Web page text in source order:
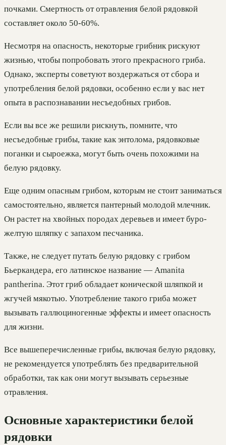
почками. Смертность от отравления белой рядовкой
составляет около 50-60%.
Несмотря на опасность, некоторые грибник рискуют
жизнью, чтобы попробовать этого прекрасного гриба.
Однако, эксперты советуют воздержаться от сбора и
употребления белой рядовки, особенно если у вас нет
опыта в распознавании несъедобных грибов.
Если вы все же решили рискнуть, помните, что
несъедобные грибы, такие как энтолома, рядовковые
поганки и сыроежка, могут быть очень похожими на
белую рядовку.
Еще одним опасным грибом, которым не стоит заниматься
самостоятельно, является пантерный молодой млечник.
Он растет на хвойных породах деревьев и имеет буро-
желтую шляпку с запахом песчаника.
Также, не следует путать белую рядовку с грибом
Бьеркандера, его латинское название — Amanita
pantherina. Этот гриб обладает конической шляпкой и
жгучей мякотью. Употребление такого гриба может
вызывать галлюциногенные эффекты и имеет опасность
для жизни.
Все вышеперечисленные грибы, включая белую рядовку,
не рекомендуется употреблять без предварительной
обработки, так как они могут вызывать серьезные
отравления.
Основные характеристики белой
рядовки